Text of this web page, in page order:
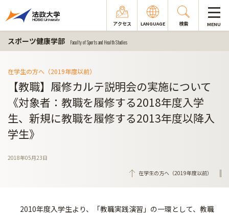
アクセス LANGUAGE 検索 MENU
スポーツ健康学部 Faculty of Sports and Health Studies
在学生の方へ（2019年度以前）
【教職】履修カルテ説明会の実施について
《対象者：教職を履修する2018年度入学
生、新規に教職を履修する2013年度以降入
学生》
2018年05月23日
在学生の方へ（2019年度以前）
2010年度入学生より、「教職実践演習」の一環として、教職